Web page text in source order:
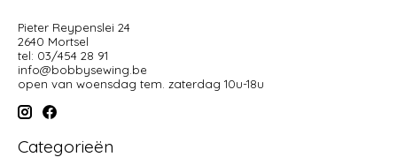
Pieter Reypenslei 24
2640 Mortsel
tel: 03/454 28 91
info@bobbysewing.be
open van woensdag tem. zaterdag 10u-18u
Categorieën